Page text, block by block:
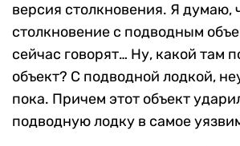
версия столкновения. Я думаю,
столкновение с подводным
сейчас говорят… Ну, какой там
объект? С подводной лодкой,
пока. Причем этот объект
подводную лодку в самое